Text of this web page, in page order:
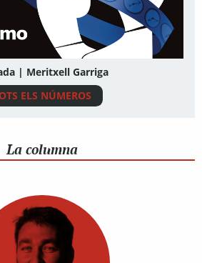
| Meritxell Garriga
ELS NÚMEROS
La columna